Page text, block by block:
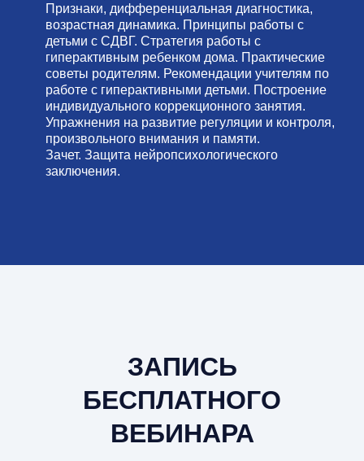
Признаки, дифференциальная диагностика,
возрастная динамика. Принципы работы с
детьми с СДВГ. Стратегия работы с
гиперактивным ребенком дома. Практические
советы родителям. Рекомендации учителям по
работе с гиперактивными детьми. Построение
индивидуального коррекционного занятия.
Упражнения на развитие регуляции и контроля,
произвольного внимания и памяти.
Зачет. Защита нейропсихологического
заключения.
ЗАПИСЬ
БЕСПЛАТНОГО
ВЕБИНАРА